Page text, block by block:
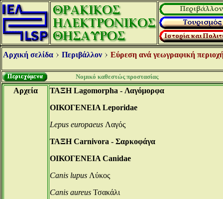
Αρχική σελίδα Περιβάλλον Εύρεση ανά γεωγραφική
Νομικό καθεστώς προστασίας
Αρχεία
ΤΑΞΗ Lagomorpha - Λαγόμορφα
ΟΙΚΟΓΕΝΕΙΑ Leporidae
Lepus europaeus Λαγός
ΤΑΞΗ Carnivora - Σαρκοφάγα
ΟΙΚΟΓΕΝΕΙΑ Canidae
Canis lupus Λύκος
Canis aureus Τσακάλι